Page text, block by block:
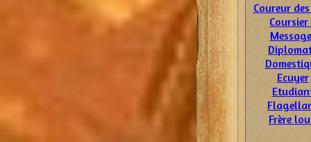
Coureur
Ecuyer
Frère